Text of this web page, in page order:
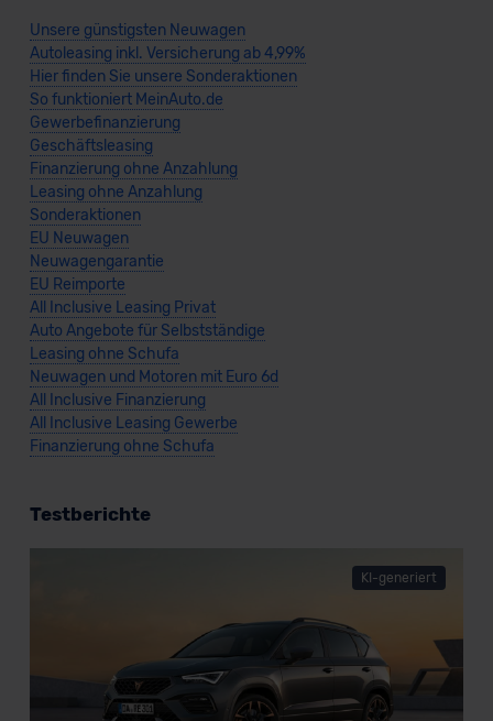
Unsere günstigsten Neuwagen
Autoleasing inkl. Versicherung ab 4,99%
Hier finden Sie unsere Sonderaktionen
So funktioniert MeinAuto.de
Gewerbefinanzierung
Geschäftsleasing
Finanzierung ohne Anzahlung
Leasing ohne Anzahlung
Sonderaktionen
EU Neuwagen
Neuwagengarantie
EU Reimporte
All Inclusive Leasing Privat
Auto Angebote für Selbstständige
Leasing ohne Schufa
Neuwagen und Motoren mit Euro 6d
All Inclusive Finanzierung
All Inclusive Leasing Gewerbe
Finanzierung ohne Schufa
Testberichte
KI-generiert